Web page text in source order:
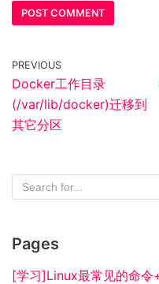
PREVIOUS
Docker工作目录
(/var/lib/docker)迁移到
其它分区
Pages
[学习]Linux最常见的命令